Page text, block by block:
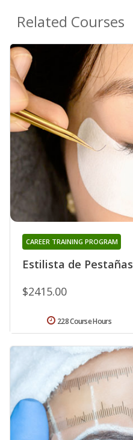
Related Courses
Estilista de Pestañas
CAREER TRAINING PROGRAM
$2415.00
228 Course Hours